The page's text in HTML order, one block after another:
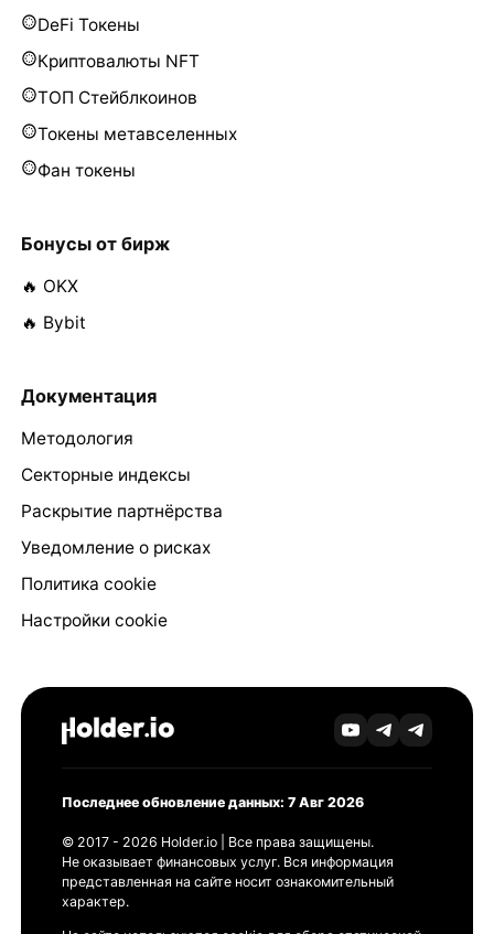
DeFi Токены
Криптовалюты NFT
ТОП Стейблкоинов
Токены метавселенных
Фан токены
Бонусы от бирж
🔥 OKX
🔥 Bybit
Документация
Методология
Секторные индексы
Раскрытие партнёрства
Уведомление о рисках
Политика cookie
Настройки cookie
Последнее обновление данных: 7 Авг 2026
© 2017 - 2026 Holder.io | Все права защищены.
Не оказывает финансовых услуг. Вся информация
представленная на сайте носит ознакомительный
характер.